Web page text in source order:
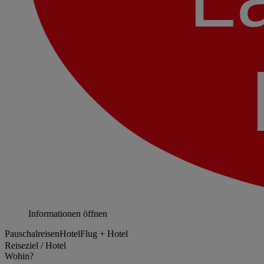
Informationen öffnen
PauschalreisenHotelFlug + Hotel
Reiseziel / Hotel
Wohin?